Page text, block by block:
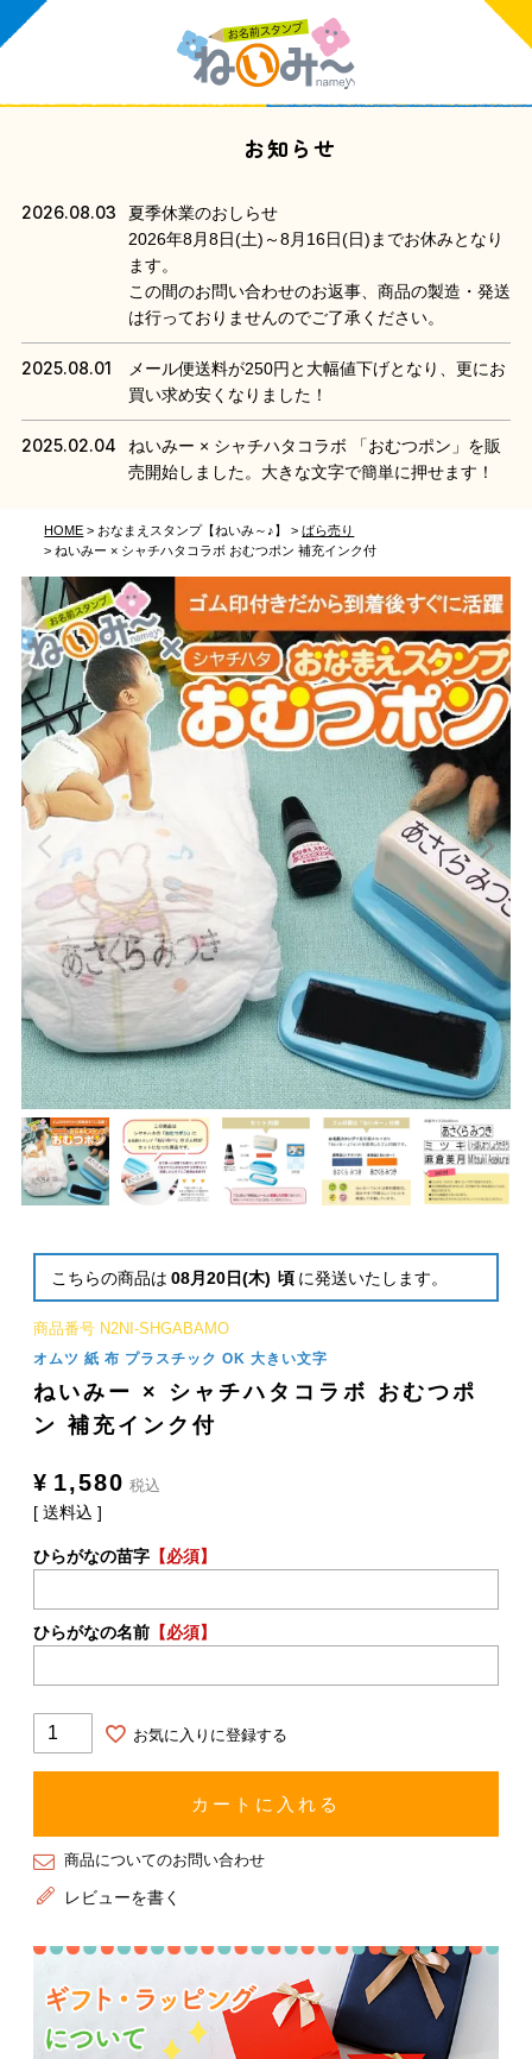
お知らせ
2026.08.03
夏季休業のおしらせ
2026年8月8日(土)～8月16日(日)までお休みとなり
ます。
この間のお問い合わせのお返事、商品の製造・発送
は行っておりませんのでご了承ください。
2025.08.01
メール便送料が250円と大幅値下げとなり、更にお
買い求め安くなりました！
2025.02.04
ねいみー × シャチハタコラボ 「おむつポン」を販
売開始しました。大きな文字で簡単に押せます！
HOME おなまえスタンプ【ねいみ～♪】
ばら売り
ねいみー × シャチハタコラボ おむつポン 補充インク付
こちらの商品は 08月20日(木) 頃 に発送いたします。
商品番号 N2NI-SHGABAMO
オムツ 紙 布 プラスチック OK 大きい文字
ねいみー × シャチハタコラボ おむつポ
ン 補充インク付
¥ 1,580 税込
送料込
ひらがなの苗字 【必須】
ひらがなの名前 【必須】
お気に入りに登録する
カートに入れる
商品についてのお問い合わせ
レビューを書く